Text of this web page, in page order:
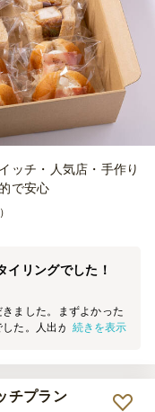
ッチ・人気店・手作り
で安心
イリングでした！
ました。まずよかった
た。人出が少ない状況
続きを表示
チプラン